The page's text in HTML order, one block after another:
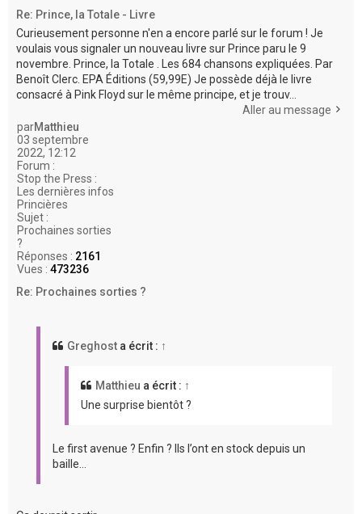
Re: Prince, la Totale - Livre
Curieusement personne n'en a encore parlé sur le forum ! Je
voulais vous signaler un nouveau livre sur Prince paru le 9
novembre. Prince, la Totale . Les 684 chansons expliquées. Par
Benoît Clerc. EPA Éditions (59,99E) Je possède déjà le livre
consacré à Pink Floyd sur le même principe, et je trouv...
Aller au message
parMatthieu
03 septembre
2022, 12:12
Forum :
Stop the Press :
Les dernières infos
Princières
Sujet :
Prochaines sorties
?
Réponses : 2161
Vues : 473236
Re: Prochaines sorties ?
Greghost a écrit : ↑
Matthieu a écrit : ↑
Une surprise bientôt ?
Le first avenue ? Enfin ? Ils l’ont en stock depuis un
baille…